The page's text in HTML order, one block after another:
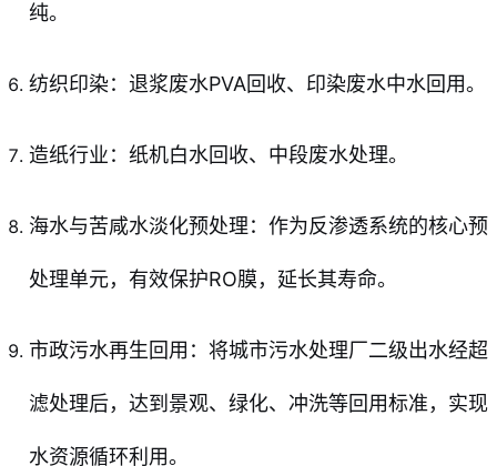
纯。
纺织印染：退浆废水PVA回收、印染废水中水回用。
造纸行业：纸机白水回收、中段废水处理。
海水与苦咸水淡化预处理：作为反渗透系统的核心预
处理单元，有效保护RO膜，延长其寿命。
市政污水再生回用：将城市污水处理厂二级出水经超
滤处理后，达到景观、绿化、冲洗等回用标准，实现
水资源循环利用。